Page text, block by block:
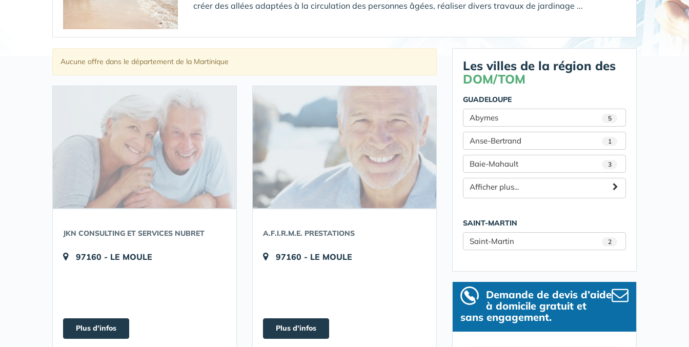
créer des allées adaptées à la circulation des personnes âgées, réaliser divers travaux de jardinage ...
Aucune offre dans le département de la Martinique
JKN CONSULTING ET SERVICES NUBRET
97160 - LE MOULE
Plus d'infos
A.F.I.R.M.E. PRESTATIONS
97160 - LE MOULE
Plus d'infos
Les villes de la région des
DOM/TOM
GUADELOUPE
Abymes 5
Anse-Bertrand 1
Baie-Mahault 3
Afficher plus...
SAINT-MARTIN
Saint-Martin 2
Demande de devis d’aide
à domicile gratuit et
sans engagement.